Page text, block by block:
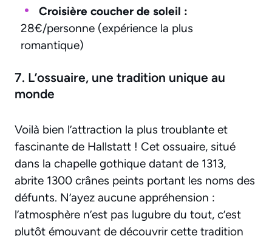
Croisière coucher de soleil :
28€/personne (expérience la plus
romantique)
7. L’ossuaire, une tradition unique au
monde
Voilà bien l’attraction la plus troublante et
fascinante de Hallstatt ! Cet ossuaire, situé
dans la chapelle gothique datant de 1313,
abrite 1300 crânes peints portant les noms des
défunts. N’ayez aucune appréhension :
l’atmosphère n’est pas lugubre du tout, c’est
plutôt émouvant de découvrir cette tradition